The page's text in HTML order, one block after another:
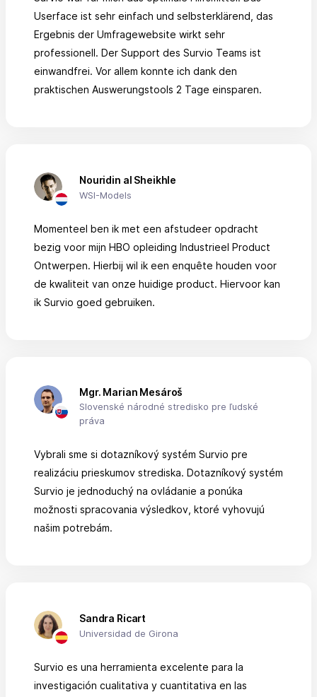
Userface ist sehr einfach und selbsterklärend, das
Ergebnis der Umfragewebsite wirkt sehr
professionell. Der Support des Survio Teams ist
einwandfrei. Vor allem konnte ich dank den
praktischen Auswerungstools 2 Tage einsparen.
Nouridin al Sheikhle
WSI-Models
Momenteel ben ik met een afstudeer opdracht
bezig voor mijn HBO opleiding Industrieel Product
Ontwerpen. Hierbij wil ik een enquête houden voor
de kwaliteit van onze huidige product. Hiervoor kan
ik Survio goed gebruiken.
Mgr. Marian Mesároš
Slovenské národné stredisko pre ľudské
práva
Vybrali sme si dotazníkový systém Survio pre
realizáciu prieskumov strediska. Dotazníkový systém
Survio je jednoduchý na ovládanie a ponúka
možnosti spracovania výsledkov, ktoré vyhovujú
našim potrebám.
Sandra Ricart
Universidad de Girona
Survio es una herramienta excelente para la
investigación cualitativa y cuantitativa en las